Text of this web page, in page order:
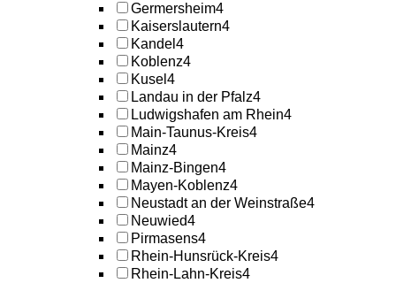
Germersheim4
Kaiserslautern4
Kandel 4
Koblenz4
Kusel 4
Landau in der Pfalz4
Ludwigshafen am Rhein4
Main-Taunus-Kreis4
Mainz4
Mainz-Bingen4
Mayen-Koblenz4
Neustadt an der Weinstraße4
Neuwied4
Pirmasens4
Rhein-Hunsrück-Kreis4
Rhein-Lahn-Kreis4